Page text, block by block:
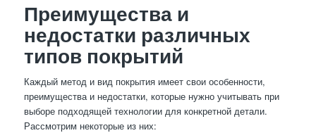
Преимущества и
недостатки различных
типов покрытий
Каждый метод и вид покрытия имеет свои особенности,
преимущества и недостатки, которые нужно учитывать при
выборе подходящей технологии для конкретной детали.
Рассмотрим некоторые из них: